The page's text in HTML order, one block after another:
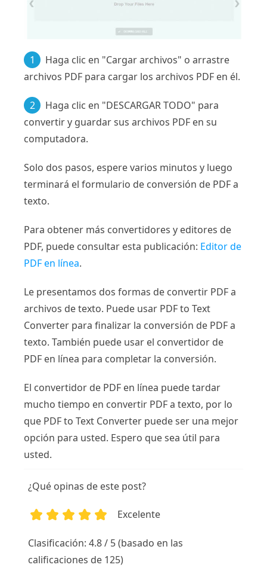
1
Haga clic en "Cargar archivos" o arrastre
archivos PDF para cargar los archivos PDF en él.
2
Haga clic en "DESCARGAR TODO" para
convertir y guardar sus archivos PDF en su
computadora.
Solo dos pasos, espere varios minutos y luego
terminará el formulario de conversión de PDF a
texto.
Para obtener más convertidores y editores de
PDF, puede consultar esta publicación: Editor de
PDF en línea.
Le presentamos dos formas de convertir PDF a
archivos de texto. Puede usar PDF to Text
Converter para finalizar la conversión de PDF a
texto. También puede usar el convertidor de
PDF en línea para completar la conversión.
El convertidor de PDF en línea puede tardar
mucho tiempo en convertir PDF a texto, por lo
que PDF to Text Converter puede ser una mejor
opción para usted. Espero que sea útil para
usted.
¿Qué opinas de este post?
Excelente
Clasificación: 4.8 / 5 (basado en las
calificaciones de 125)